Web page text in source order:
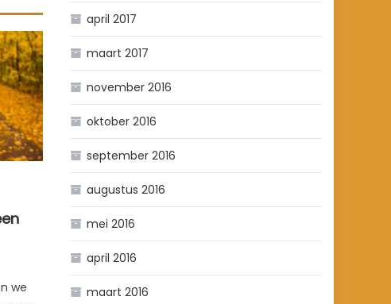
we
april 2017
maart 2017
november 2016
oktober 2016
september 2016
augustus 2016
mei 2016
april 2016
maart 2016